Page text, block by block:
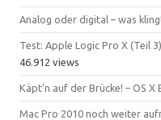
Analog oder digital – was
Test: Apple Logic Pro X (Teil
46.912 views
Käpt’n auf der Brücke! – OS
Mac Pro 2010 noch weiter